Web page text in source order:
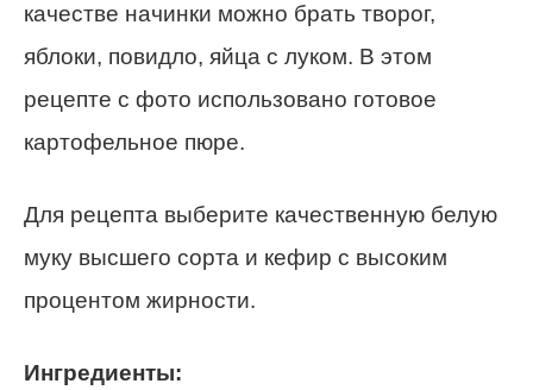
качестве начинки можно брать творог,
яблоки, повидло, яйца с луком. В этом
рецепте с фото использовано готовое
картофельное пюре.
Для рецепта выберите качественную белую
муку высшего сорта и кефир с высоким
процентом жирности.
Ингредиенты: